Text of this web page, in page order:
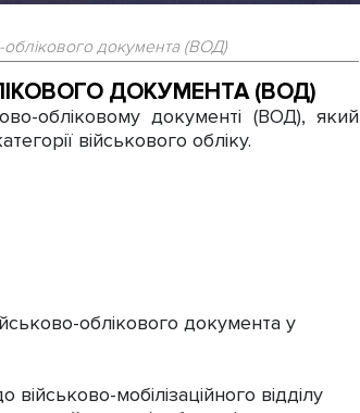
документа (ВОД)
ДОКУМЕНТА (ВОД)
обліковому документі (ВОД), який
військового обліку.
облікового документа у
мобілізаційного відділу